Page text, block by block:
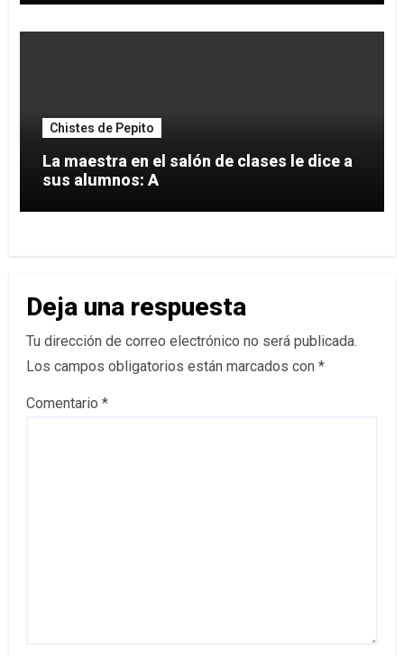
Chistes de Pepito
La maestra en el salón de clases le dice a
sus alumnos: A
Deja una respuesta
Tu dirección de correo electrónico no será publicada.
Los campos obligatorios están marcados con *
Comentario *